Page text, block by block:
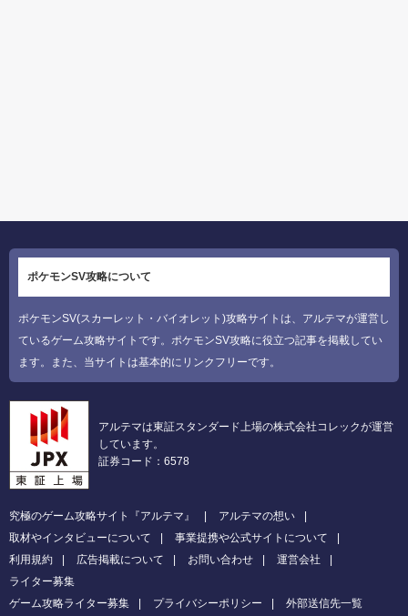
ポケモンSV攻略について
ポケモンSV(スカーレット・バイオレット)攻略サイトは、アルテマが運営し
ているゲーム攻略サイトです。ポケモンSV攻略に役立つ記事を掲載してい
ます。また、当サイトは基本的にリンクフリーです。
アルテマは東証スタンダード上場の株式会社コレックが運営
しています。
証券コード：6578
究極のゲーム攻略サイト『アルテマ』
アルテマの想い
取材やインタビューについて
事業提携や公式サイトについて
利用規約
広告掲載について お問い合わせ
運営会社
ライター募集
ゲーム攻略ライター募集
プライバシーポリシー 外部送信先一覧